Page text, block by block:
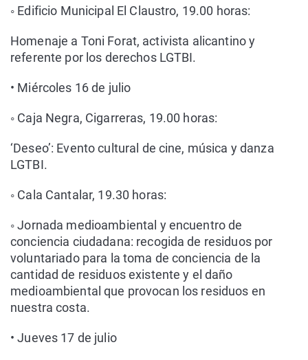
◦ Edificio Municipal El Claustro, 19.00 horas:
Homenaje a Toni Forat, activista alicantino y
referente por los derechos LGTBI.
• Miércoles 16 de julio
◦ Caja Negra, Cigarreras, 19.00 horas:
‘Deseo’: Evento cultural de cine, música y danza
LGTBI.
◦ Cala Cantalar, 19.30 horas:
◦ Jornada medioambiental y encuentro de
conciencia ciudadana: recogida de residuos por
voluntariado para la toma de conciencia de la
cantidad de residuos existente y el daño
medioambiental que provocan los residuos en
nuestra costa.
• Jueves 17 de julio